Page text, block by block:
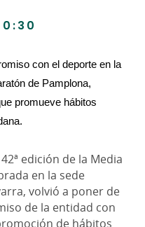
con el deporte en la
de Pamplona,
promueve hábitos
edición de la Media
en la sede
volvió a poner de
de la entidad con
de hábitos